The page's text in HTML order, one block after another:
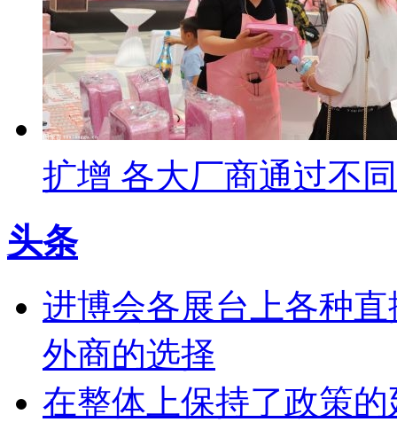
扩增 各大厂商通过不
头条
进博会各展台上各种
外商的选择
在整体上保持了政策